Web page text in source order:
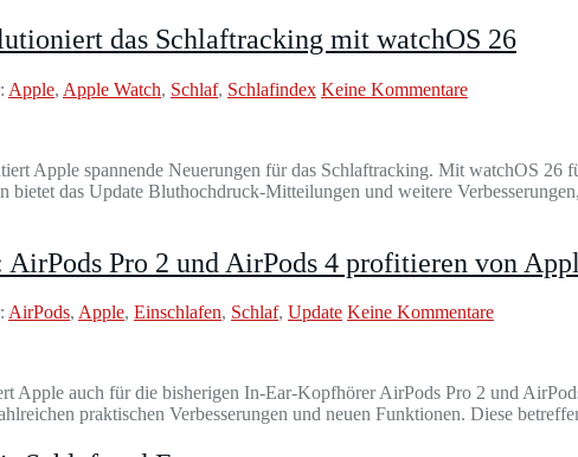
das Schlaftracking mit watchOS 26
Apple, Apple Watch, Schlaf, Schlafindex Keine Kommentare
Apple spannende Neuerungen für das Schlaftracking. Mit watchOS
bietet das Update Bluthochdruck-Mitteilungen und weitere
Pro 2 und AirPods 4 profitieren von
AirPods, Apple, Einschlafen, Schlaf, Update Keine Kommentare
Apple auch für die bisherigen In-Ear-Kopfhörer AirPods Pro 2 und
praktischen Verbesserungen und neuen Funktionen. Diese